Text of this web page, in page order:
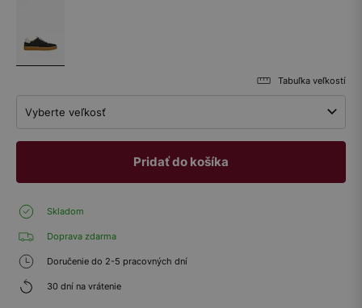
Tabuľka veľkostí
Vyberte veľkosť
Pridať do košíka
Skladom
Doprava zdarma
Doručenie do 2-5 pracovných dní
30 dní na vrátenie